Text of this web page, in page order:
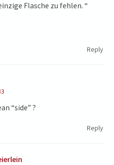
Flasche zu fehlen. “
Reply
“side” ?
Reply